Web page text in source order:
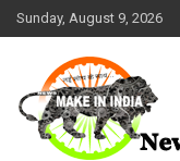
Skip
to
Sunday, August 9, 2026